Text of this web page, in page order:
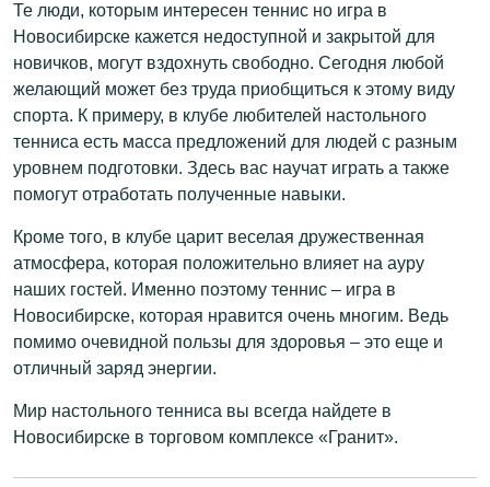
Те люди, которым интересен теннис но игра в
Новосибирске кажется недоступной и закрытой для
новичков, могут вздохнуть свободно. Сегодня любой
желающий может без труда приобщиться к этому виду
спорта. К примеру, в клубе любителей настольного
тенниса есть масса предложений для людей с разным
уровнем подготовки. Здесь вас научат играть а также
помогут отработать полученные навыки.
Кроме того, в клубе царит веселая дружественная
атмосфера, которая положительно влияет на ауру
наших гостей. Именно поэтому теннис – игра в
Новосибирске, которая нравится очень многим. Ведь
помимо очевидной пользы для здоровья – это еще и
отличный заряд энергии.
Мир настольного тенниса вы всегда найдете в
Новосибирске в торговом комплексе «Гранит».